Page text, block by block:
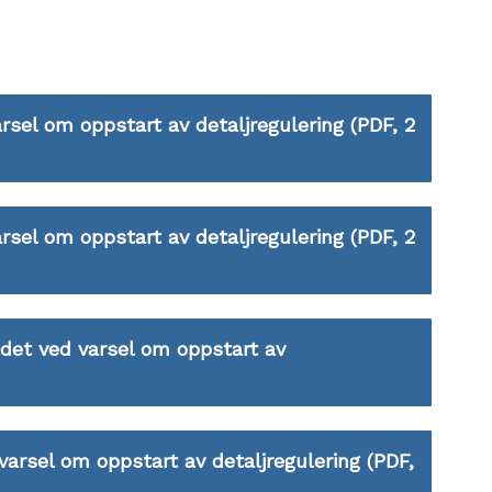
om oppstart av detaljregulering(PDF, 2
om oppstart av detaljregulering(PDF, 2
ved varsel om oppstart av
om oppstart av detaljregulering(PDF,